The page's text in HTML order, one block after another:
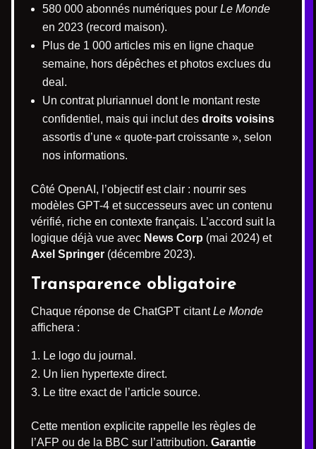
580 000 abonnés numériques pour Le Monde
en 2023 (record maison).
Plus de 1 000 articles mis en ligne chaque
semaine, hors dépêches et photos exclues du
deal.
Un contrat pluriannuel dont le montant reste
confidentiel, mais qui inclut des droits voisins
assortis d’une « quote-part croissante », selon
nos informations.
Côté OpenAI, l’objectif est clair : nourrir ses
modèles GPT-4 et successeurs avec un contenu
vérifié, riche en contexte français. L’accord suit la
logique déjà vue avec News Corp (mai 2024) et
Axel Springer (décembre 2023).
Transparence obligatoire
Chaque réponse de ChatGPT citantLe Monde
affichera :
Le logo du journal.
Un lien hypertexte direct.
Le titre exact de l’article source.
Cette mention explicite rappelle les règles de
l’AFP ou de la BBC sur l’attribution. Garantie